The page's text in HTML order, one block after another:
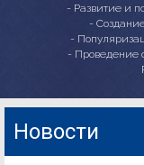
- Развитие и
-
-
- Проведение
Новости